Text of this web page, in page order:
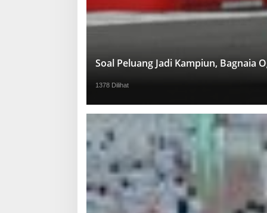
Soal Peluang Jadi Kampiun, Bagnaia
1378 Dilihat